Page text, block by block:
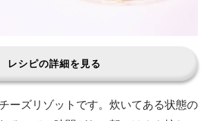
レシピの詳細を見る
ーズリゾットです。炊いてある状態の